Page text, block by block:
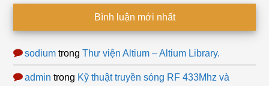
Bình luận mới nhất
sodium trongThư viện Altium – Altium Library.
admin trong Kỹ thuật truyền sóng RF 433Mhz và